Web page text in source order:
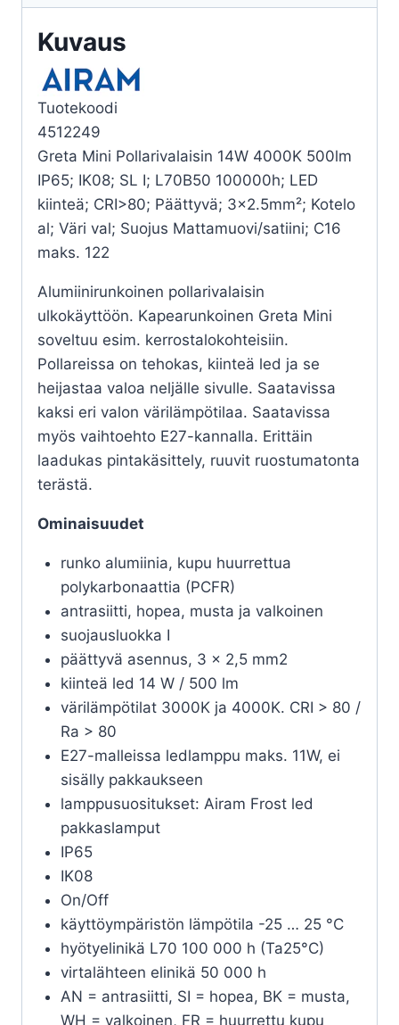
H1100
määrä
Kuvaus
Tuotekoodi
4512249
Greta Mini Pollarivalaisin 14W 4000K 500lm
IP65; IK08; SL I; L70B50 100000h; LED
kiinteä; CRI>80; Päättyvä; 3×2.5mm²; Kotelo
al; Väri val; Suojus Mattamuovi/satiini; C16
maks. 122
Alumiinirunkoinen pollarivalaisin
ulkokäyttöön. Kapearunkoinen Greta Mini
soveltuu esim. kerrostalokohteisiin.
Pollareissa on tehokas, kiinteä led ja se
heijastaa valoa neljälle sivulle. Saatavissa
kaksi eri valon värilämpötilaa. Saatavissa
myös vaihtoehto E27-kannalla. Erittäin
laadukas pintakäsittely, ruuvit ruostumatonta
terästä.
Ominaisuudet
runko alumiinia, kupu huurrettua
polykarbonaattia (PCFR)
antrasiitti, hopea, musta ja valkoinen
suojausluokka I
päättyvä asennus, 3 x 2,5 mm2
kiinteä led 14 W / 500 lm
värilämpötilat 3000K ja 4000K. CRI > 80 /
Ra > 80
E27-malleissa ledlamppu maks. 11W, ei
sisälly pakkaukseen
lamppusuositukset: Airam Frost led
pakkaslamput
IP65
IK08
On/Off
käyttöympäristön lämpötila -25 … 25 °C
hyötyelinikä L70 100 000 h (Ta25°C)
virtalähteen elinikä 50 000 h
AN = antrasiitti, SI = hopea, BK = musta,
WH = valkoinen, FR = huurrettu kupu